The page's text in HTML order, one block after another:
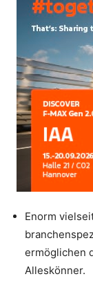
Enorm
ermöglichen
Alleskönner.